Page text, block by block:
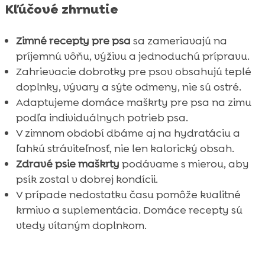
 Záver
Kľúčové zhrnutie
Zimné recepty pre psa sa zameriavajú na
príjemnú vôňu, výživu a jednoduchú prípravu.
Zahrievacie dobrotky pre psov obsahujú teplé
doplnky, vývary a sýte odmeny, nie sú ostré.
Adaptujeme domáce maškrty pre psa na zimu
podľa individuálnych potrieb psa.
V zimnom období dbáme aj na hydratáciu a
ľahkú stráviteľnosť, nie len kalorický obsah.
Zdravé psie maškrty podávame s mierou, aby
psík zostal v dobrej kondícii.
V prípade nedostatku času pomôže kvalitné
krmivo a suplementácia. Domáce recepty sú
vtedy vítaným doplnkom.